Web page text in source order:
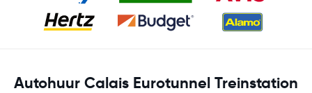
Autohuur Calais Eurotunnel Treinstation